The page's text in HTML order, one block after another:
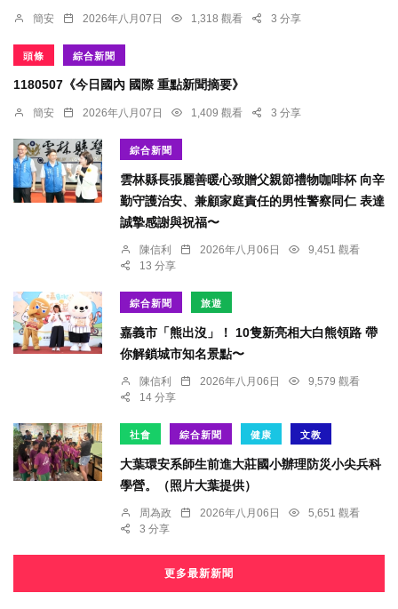
簡安 2026年八月07日 1,318 觀看 3 分享
頭條 綜合新聞
1180507《今日國內 國際 重點新聞摘要》
簡安 2026年八月07日 1,409 觀看 3 分享
綜合新聞
雲林縣長張麗善暖心致贈父親節禮物咖啡杯 向辛
勤守護治安、兼顧家庭責任的男性警察同仁 表達
誠摯感謝與祝福〜
陳信利 2026年八月06日
9,451 觀看
13 分享
綜合新聞 旅遊
嘉義市「熊出沒」！ 10隻新亮相大白熊領路 帶
你解鎖城市知名景點〜
陳信利 2026年八月06日
9,579 觀看
14 分享
社會 綜合新聞 健康 文教
大葉環安系師生前進大莊國小辦理防災小尖兵科
學營。（照片大葉提供）
周為政 2026年八月06日
5,651 觀看
3 分享
更多最新新聞